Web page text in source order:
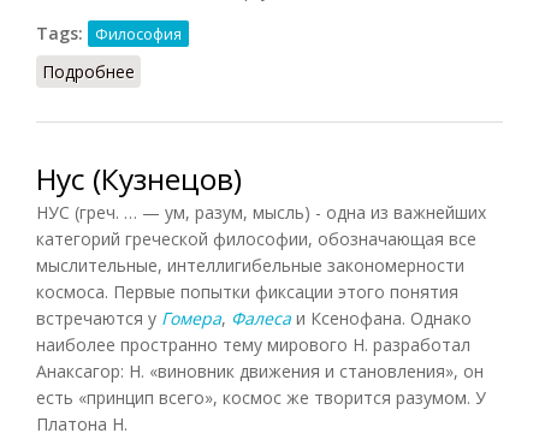
Tags:
Философия
Подробнее
Нус (Кузнецов)
НУС (греч. … — ум, разум, мысль) - одна из важнейших
категорий греческой философии, обозначающая все
мыслительные, интеллигибельные закономерности
космоса. Первые попытки фиксации этого понятия
встречаются у Гомера, Фалеса и Ксенофана. Однако
наиболее пространно тему мирового Н. разработал
Анаксагор: Н. «виновник движения и становления», он
есть «принцип всего», космос же творится разумом. У
Платона Н.